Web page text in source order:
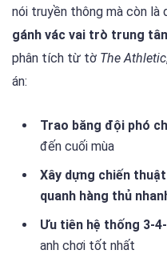
nói truyền thông mà còn là
gánh vác vai trò trung
phân tích từ tờ The Athletic
án:
Trao băng đội phó
đến cuối mùa
Xây dựng chiến
quanh hàng thủ
Ưu tiên hệ thống 3-
anh chơi tốt nhất